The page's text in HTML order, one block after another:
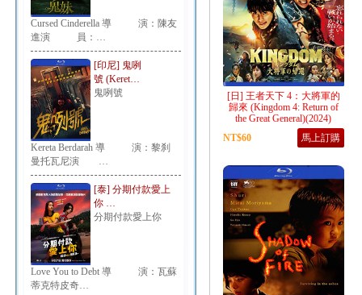
Cursed Cinderella 導 演：陳友
進演 員：…
[印尼] 鬼咧
號 (Keret…
鬼咧號
Kereta Berdarah 導 演：黎刹
曼托瓦尼演 …
[泰] 分期付款愛上
你 …
分期付款愛上你
Love You to Debt 導 演：瓦蘇
蒂克特皮奇…
[日] 王者天下 4：大將軍的
歸來 (Kingdom 4: Return of
the Great General)(2024)
NT$60
馬上訂購